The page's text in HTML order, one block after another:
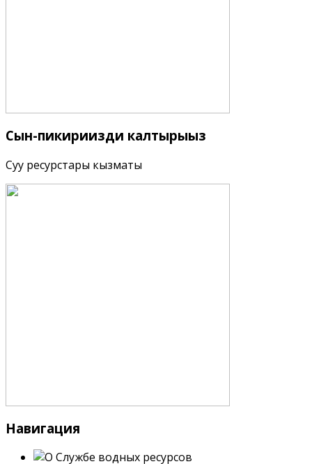
Сын-пикириңизди калтырыңыз
Суу ресурстары кызматы
Навигация